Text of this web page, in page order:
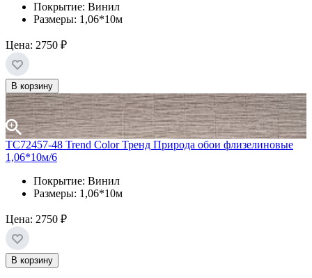
Покрытие: Винил
Размеры: 1,06*10м
Цена: 2750 ₽
В корзину
TC72457-48 Trend Color Тренд Природа обои флизелиновые
1,06*10м/6
Покрытие: Винил
Размеры: 1,06*10м
Цена: 2750 ₽
В корзину